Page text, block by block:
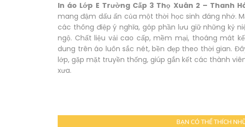
In áo Lớp E Trường Cấp 3 Thọ Xuân 2 – Thanh
mang đậm dấu ấn của một thời học sinh đáng nhớ.
các thông điệp ý nghĩa, góp phần lưu giữ những kỷ
ngộ. Chất liệu vải cao cấp, mềm mại, thoáng mát
dung trên áo luôn sắc nét, bền đẹp theo thời gian.
lớp, gặp mặt truyền thống, giúp gắn kết các thành
xưa.
BẠN CÓ THỂ THÍCH